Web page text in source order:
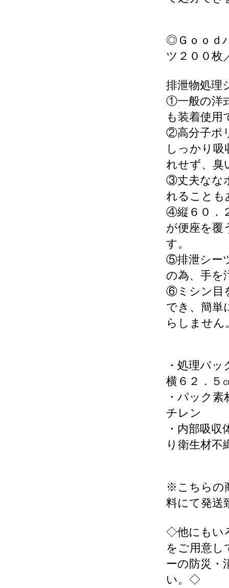
◎Ｇｏｏｄ
ツ２００枚
排泄物処理
①一般の洋
も装着使用
②高分子ポ
しっかり吸
れせず、臭
③丈夫なな
れることも
④縦６０．
が便座を覆
す。
⑤排泄シー
の為、手を
⑥ミシン目
でき、簡単
らしません
・処理パ
横６２．５
・パック
チレン
・内部吸
り衛生材不
※こちらの
料にて発送
◇他にもい
をご用意し
ーの防災・
い。◇